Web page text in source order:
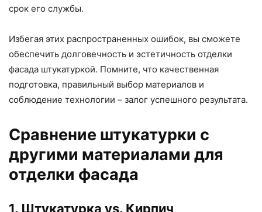
срок его службы.
Избегая этих распространенных ошибок, вы сможете
обеспечить долговечность и эстетичность отделки
фасада штукатуркой. Помните, что качественная
подготовка, правильный выбор материалов и
соблюдение технологии – залог успешного результата.
Сравнение штукатурки с
другими материалами для
отделки фасада
1. Штукатурка vs. Кирпич